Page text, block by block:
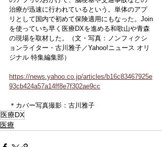
治療が迅速に行われているという。単体のアプ
リとして国内で初めて保険適用にもなった。Join
を使っていち早く医療DXを進める和歌山や青森
の現場を取材した。（文・写真：ノンフィクシ
ョンライター・古川雅子／Yahoo!ニュース オリ
ジナル 特集編集部）
https://news.yahoo.co.jp/articles/b16c83467925e
93cb424a57a14ff8e7f302ae9cc
＊カバー写真撮影：古川雅子
医療DX
医療